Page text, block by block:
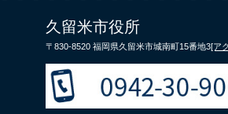
久留米市役所
〒830-8520 福岡県久留米市城南町15番地3[ア